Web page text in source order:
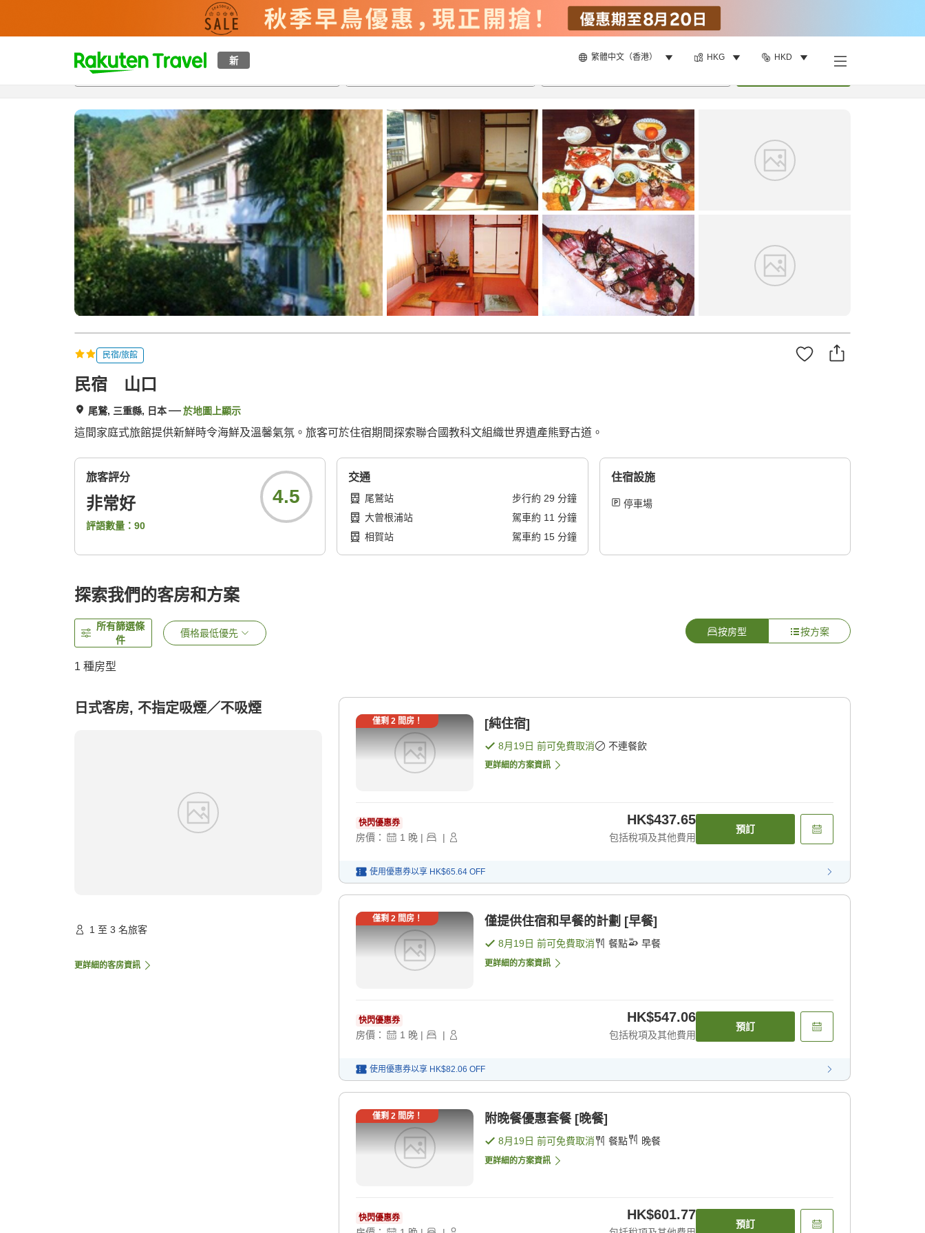
新 繁體中文（香港） HKG HKD
t
p
a
g
e
_
s
e
a
r
c
h
概覽房間及住宿方案 評價設施
民宿/旅館
民宿 山口
尾鷲, 三重縣, 日本 於地圖上顯示
這間家庭式旅館提供新鮮時令海鮮及溫馨氣氛。旅客可於住宿期間探索聯合國教科文組織世界遺產熊野古道。
旅客評分
非常好
評語數量： 90
4.5
交通
尾鷲站 步行約 29 分鐘
大曾根浦站
駕車約 11 分鐘
相賀站
駕車約 15分鐘
住宿設施
停車場
探索我們的客房和方案
所有篩選條
件
價格最低優先 按房型 按方案
1 種房型
日式客房, 不指定吸煙／不吸煙
1 至 3 名旅客
更詳細的客房資訊
僅剩 2間房！ [純住宿]
8月19日 前可免費取消 不連餐飲
更詳細的方案資訊
快閃優惠券
房價： 1 晚 | |
HK$437.65
包括稅項及其他費用
預訂
使用優惠券以享 HK$65.64 OFF
僅剩 2間房！ 僅提供住宿和早餐的計劃 [早餐]
8月19日 前可免費取消 餐點 早餐
更詳細的方案資訊
快閃優惠券
房價： 1 晚 | |
HK$547.06
包括稅項及其他費用
預訂
使用優惠券以享 HK$82.06 OFF
僅剩 2間房！ 附晚餐優惠套餐 [晚餐]
8月19日 前可免費取消 餐點 晚餐
更詳細的方案資訊
快閃優惠券 HK$601.77
預訂